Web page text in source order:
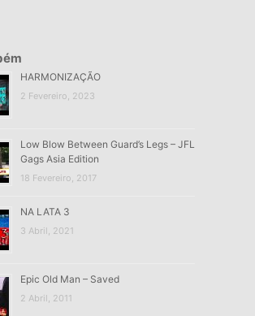
HARMONIZAÇÃO
2 Fevereiro, 2023
Low Blow Between Guard’s Legs – JFL
Gags Asia Edition
18 Fevereiro, 2017
NA LATA 3
3 Abril, 2021
Epic Old Man – Saved
2 Abril, 2011